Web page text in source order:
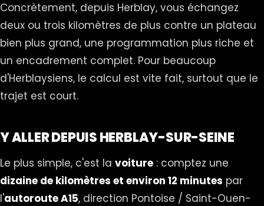
Concrètement, depuis Herblay, vous échangez
deux ou trois kilomètres de plus contre un plateau
bien plus grand, une programmation plus riche et
un encadrement complet. Pour beaucoup
d'Herblaysiens, le calcul est vite fait, surtout que le
trajet est court.
Y ALLER DEPUIS HERBLAY-SUR-SEINE
Le plus simple, c'est la voiture : comptez une
dizaine de kilomètres et environ 12 minutes par
l'autoroute A15, direction Pontoise / Saint-Ouen-